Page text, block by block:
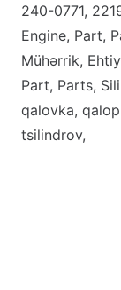
240-0771,
Engine, Part,
Mühərrik,
Part, Parts,
qalovka,
tsilindrov,